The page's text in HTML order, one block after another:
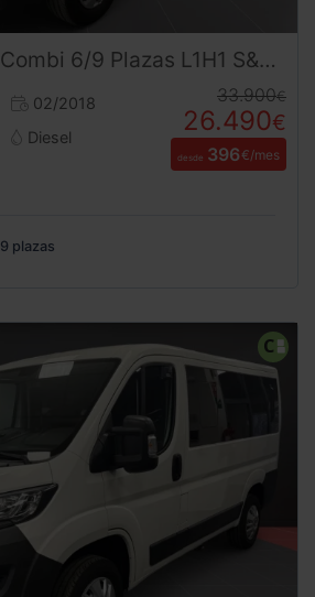
Combi 6/9 Plazas L1H1 S&S 130 CV
02/2018
Diesel
33.900€
26.490€
desde 396€/mes
9 plazas